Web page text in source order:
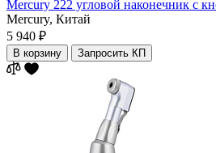
Mercury 222 угловой наконечник с
Mercury, Китай
5 940 ₽
В корзину Запросить КП